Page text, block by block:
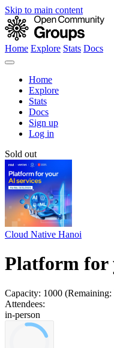
Skip to main content
Home Explore Stats Docs
Home
Explore
Stats
Docs
Sign up
Log in
Sold out
Cloud Native Hanoi
Platform for
Capacity: 1000 (Remaining:
Attendees:
in-person